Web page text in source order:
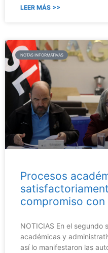
LEER MÁS >>
NOTAS INFORMATIVAS
Procesos
compromiso con
NOTICIAS En el
académicas y
así lo manifestaron las